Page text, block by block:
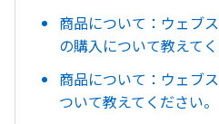
商品について：ウェブ
の購入について教えてく
商品について：ウェブ
ついて教えてください。